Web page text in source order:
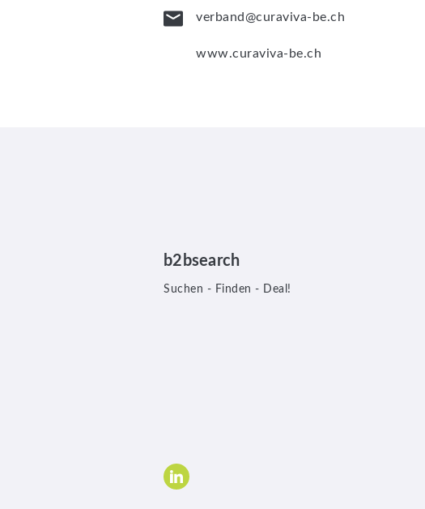
verband@curaviva-be.ch
www.curaviva-be.ch
b2bsearch
Suchen - Finden - Deal!